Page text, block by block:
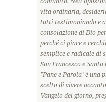
vita ordinaria,
tutti testimoniando e
consolazione di Dio
perché ci piace e
semplice e radicale di
San Francesco e
"Pane e Parola" è una
scelto di vivere
Vangelo del giorno,